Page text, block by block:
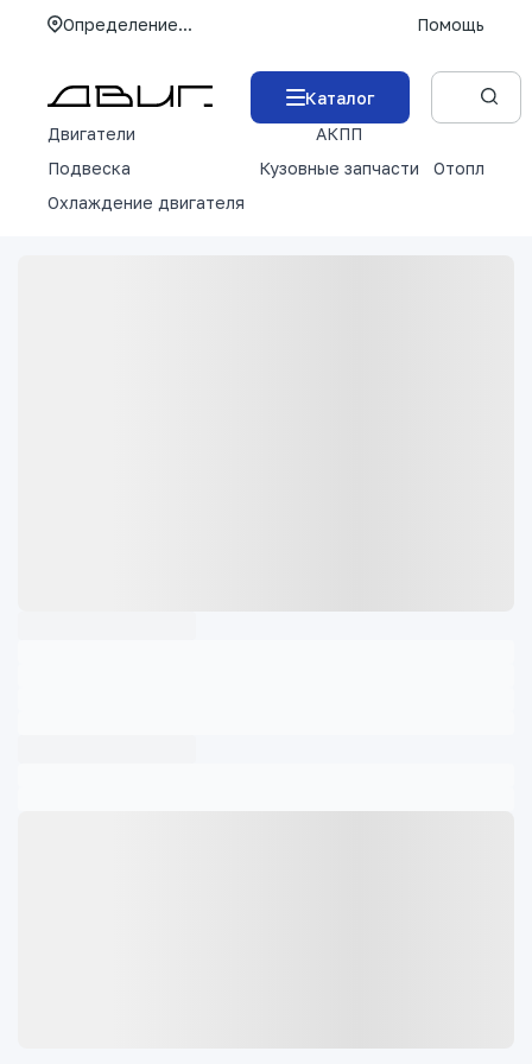
Определение... Помощь
Каталог
Двигатели
АКПП
Подвеска
Кузовные запчасти
Отопление
Охлаждение двигателя